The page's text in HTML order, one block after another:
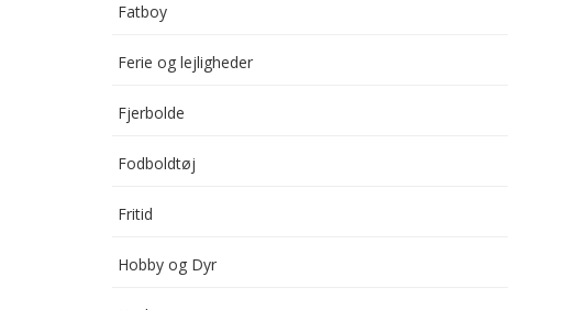
Fatboy
Ferie og lejligheder
Fjerbolde
Fodboldtøj
Fritid
Hobby og Dyr